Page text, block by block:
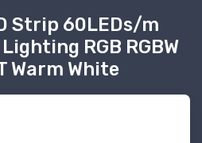
Strip 60LEDs/m
RGB RGBW
Warm White